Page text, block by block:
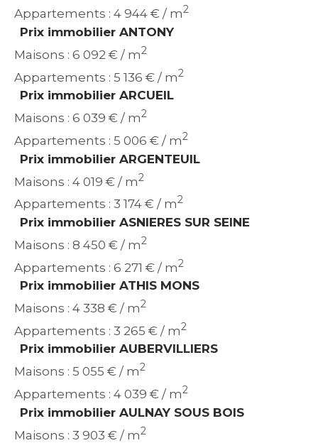
Appartements : 4 944 € / m2
Prix immobilier ANTONY
Maisons : 6 092 € / m2
Appartements : 5 136 € / m2
Prix immobilier ARCUEIL
Maisons : 6 039 € / m2
Appartements : 5 006 € / m2
Prix immobilier ARGENTEUIL
Maisons : 4 019 € / m2
Appartements : 3 174 € / m2
Prix immobilier ASNIERES SUR SEINE
Maisons : 8 450 € / m2
Appartements : 6 271 € / m2
Prix immobilier ATHIS MONS
Maisons : 4 338 € / m2
Appartements : 3 265 € / m2
Prix immobilier AUBERVILLIERS
Maisons : 5 055 € / m2
Appartements : 4 039 € / m2
Prix immobilier AULNAY SOUS BOIS
Maisons : 3 903 € / m2